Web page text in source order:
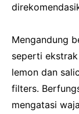
Mengandung
seperti
lemon dan
filters.
mengatasi